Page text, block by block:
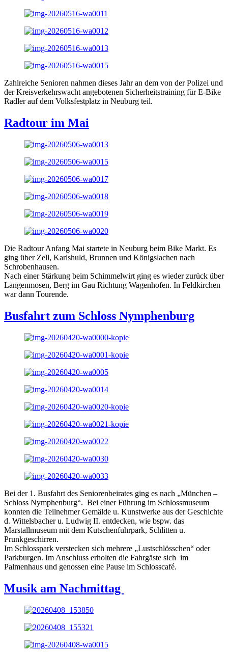
Zahlreiche Senioren nahmen dieses Jahr an dem von der Polizei und
der Kreisverkehrswacht angebotenen Sicherheitstraining für E-Bike
Radler auf dem Volksfestplatz in Neuburg teil.
Radtour im Mai
Die Radtour Anfang Mai startete in Neuburg beim Bike Markt. Es
ging über Zell, Karlshuld, Brunnen und Königslachen nach
Schrobenhausen.
Nach einer Stärkung beim Schimmelwirt ging es wieder zurück über
Langenmosen, Berg im Gau Richtung Wagenhofen. In Feldkirchen
war dann Tourende.
Busfahrt zum Schloss Nymphenburg
Bei der 1. Busfahrt des Seniorenbeirates ging es nach „München –
Schloss Nymphenburg“. Bei einer Führung im Schlossmuseum
konnten die Teilnehmer Gemälde u. Kunstwerke aus der Geschichte
d. Wittelsbacher u. Ludwig II. entdecken, wie bspw. das
Marstallmuseum mit dem Kutschenfuhrpark, Schlitten u.
Prunkgeschirren.
Im Schlosspark verstecken sich mehrere „Lustschlösschen“ oder
Parkburgen. Im Anschluss erholten die Fahrgäste sich im
Palmenhaus und genossen eine Pause im Schlosscafé.
Musik am Nachmittag